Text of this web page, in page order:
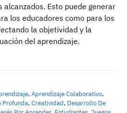
alcanzados. Esto puede generar
los educadores como para los
la objetividad y la
del aprendizaje.
, Aprendizaje Colaborativo,
Profunda, Creatividad, Desarrollo De